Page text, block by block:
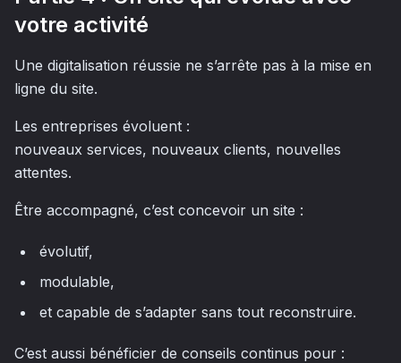
votre activité
Une digitalisation réussie ne s’arrête pas à la mise en
ligne du site.
Les entreprises évoluent :
nouveaux services, nouveaux clients, nouvelles
attentes.
Être accompagné, c’est concevoir un site :
évolutif,
modulable,
et capable de s’adapter sans tout reconstruire.
C’est aussi bénéficier de conseils continus pour :